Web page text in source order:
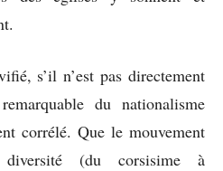
s’il n’est pas directement
du nationalisme
corrélé. Que le mouvement
(du corsisime à